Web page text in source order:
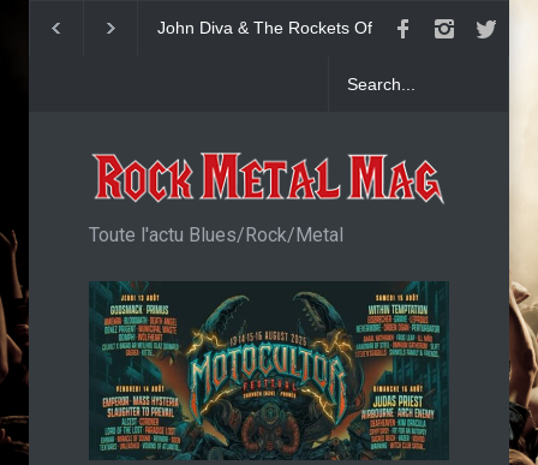
John Diva & The Rockets Of
Yngwie
Now Or Never
Toute l'actu Blues/Rock/Metal